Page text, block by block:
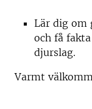
Lär dig om
och få
djurslag.
Varmt